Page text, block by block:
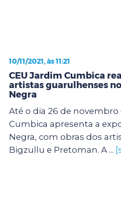
10/11/2021, às 11:21
CEU Jardim Cumbica
artistas guarulhenses
Negra
Até o dia 26 de novembro
Cumbica apresenta a
Negra, com obras dos
Bigzullu e Pretoman. A ...